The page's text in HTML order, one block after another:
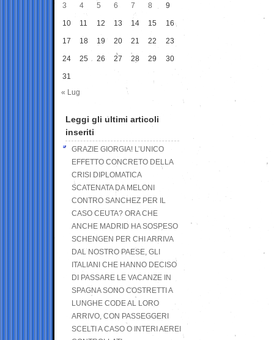
3 4 5 6 7 8 9
10 11 12 13 14 15 16
17 18 19 20 21 22 23
24 25 26 27 28 29 30
31
« Lug
Leggi gli ultimi articoli
inseriti
GRAZIE GIORGIA! L’UNICO
EFFETTO CONCRETO DELLA
CRISI DIPLOMATICA
SCATENATA DA MELONI
CONTRO SANCHEZ PER IL
CASO CEUTA? ORA CHE
ANCHE MADRID HA SOSPESO
SCHENGEN PER CHI ARRIVA
DAL NOSTRO PAESE, GLI
ITALIANI CHE HANNO DECISO
DI PASSARE LE VACANZE IN
SPAGNA SONO COSTRETTI A
LUNGHE CODE AL LORO
ARRIVO, CON PASSEGGERI
SCELTI A CASO O INTERI AEREI